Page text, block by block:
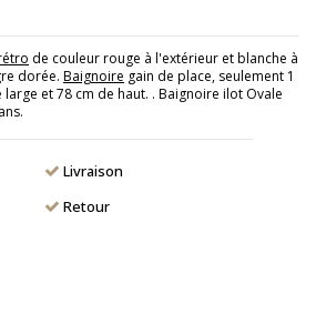
de couleur rouge à l'extérieur et blanche à
dorée. Baignoire gain de place, seulement 1
et 78 cm de haut. . Baignoire ilot Ovale
Livraison
Retour